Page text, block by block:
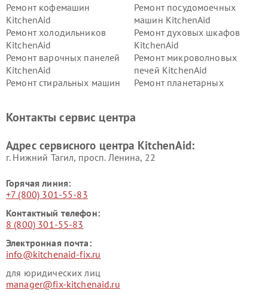
Ремонт кофемашин
KitchenAid
Ремонт посудомоечных
машин KitchenAid
Ремонт холодильников
KitchenAid
Ремонт духовых шкафов
KitchenAid
Ремонт варочных панелей
KitchenAid
Ремонт микроволновых
печей KitchenAid
Ремонт стиральных машин
Ремонт планетарных
Контакты сервис центра
Адрес сервисного центра KitchenAid:
г. Нижний Тагил, просп. Ленина, 22
Горячая линия:
+7 (800) 301-55-83
Контактный телефон:
8 (800) 301-55-83
Электронная почта:
info@kitchenaid-fix.ru
для юридических лиц
manager@fix-kitchenaid.ru